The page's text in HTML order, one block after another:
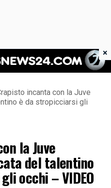
News 24
incanta con la Juve
è da stropicciarsi gli
la Juve
del talentino
occhi – VIDEO
×